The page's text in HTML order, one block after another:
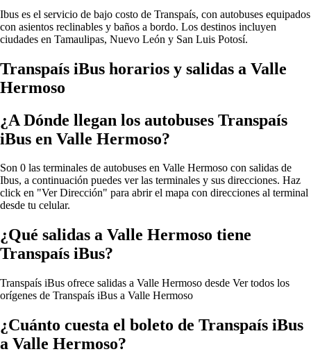
Ibus es el servicio de bajo costo de Transpaís, con autobuses equipados
con asientos reclinables y baños a bordo. Los destinos incluyen
ciudades en Tamaulipas, Nuevo León y San Luis Potosí.
Transpaís iBus horarios y salidas a Valle
Hermoso
¿A Dónde llegan los autobuses Transpaís
iBus en Valle Hermoso?
Son 0 las terminales de autobuses en Valle Hermoso con salidas de
Ibus, a continuación puedes ver las terminales y sus direcciones. Haz
click en "Ver Dirección" para abrir el mapa con direcciones al terminal
desde tu celular.
¿Qué salidas a Valle Hermoso tiene
Transpaís iBus?
Transpaís iBus ofrece salidas a Valle Hermoso desde Ver todos los
orígenes de Transpaís iBus a Valle Hermoso
¿Cuánto cuesta el boleto de Transpaís iBus
a Valle Hermoso?